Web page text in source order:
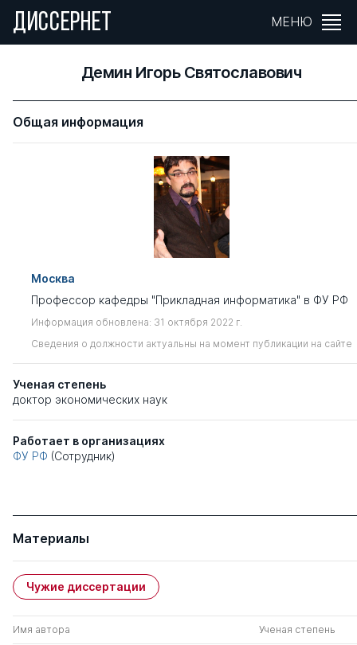
ДИССЕРНЕТ МЕНЮ
Демин Игорь Святославович
Общая информация
Москва
Профессор кафедры "Прикладная информатика" в ФУ РФ
Информация обновлена: 31 октября 2022 г.
Сведения о должности актуальны на момент публикации на сайте
Ученая степень
доктор экономических наук
Работает в организациях
ФУ РФ (Сотрудник)
Материалы
Чужие диссертации
Имя автора Ученая степень